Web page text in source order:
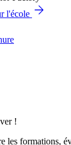
l'école
!
les formations,